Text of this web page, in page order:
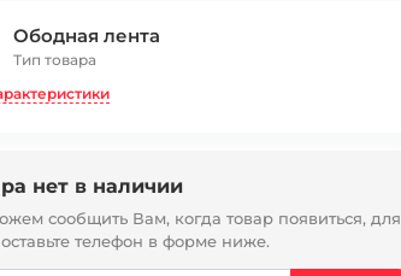
Ободная лента
Тип товара
нет в наличии
сообщить Вам, когда товар появиться, для
оставьте телефон в форме ниже.